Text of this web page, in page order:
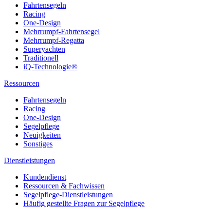
Fahrtensegeln
Racing
One-Design
Mehrrumpf-Fahrtensegel
Mehrrumpf-Regatta
Superyachten
Traditionell
iQ-Technologie®
Ressourcen
Fahrtensegeln
Racing
One-Design
Segelpflege
Neuigkeiten
Sonstiges
Dienstleistungen
Kundendienst
Ressourcen & Fachwissen
Segelpflege-Dienstleistungen
Häufig gestellte Fragen zur Segelpflege